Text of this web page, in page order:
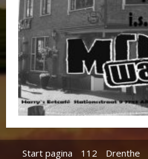
Start pagina 112 Drenthe